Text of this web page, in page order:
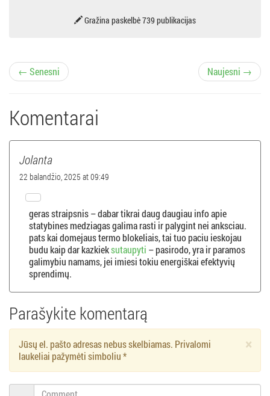
Gražina paskelbė 739 publikacijas
Į
r
a
ų
i
g
a
c
← Senesni Naujesni →
Komentarai
Jolanta
22 balandžio, 2025 at 09:49
geras straipsnis – dabar tikrai daug daugiau info apie
statybines medziagas galima rasti ir palygint nei anksciau.
pats kai domejaus termo blokeliais, tai tuo paciu ieskojau
budu kaip dar kazkieksutaupyti – pasirodo, yra ir paramos
galimybiu namams, jei imiesi tokiu energiškai efektyvių
sprendimų.
Parašykite komentarą
×
Jūsų el. pašto adresas nebus skelbiamas. Privalomi
laukeliai pažymėti simboliu*
Comment